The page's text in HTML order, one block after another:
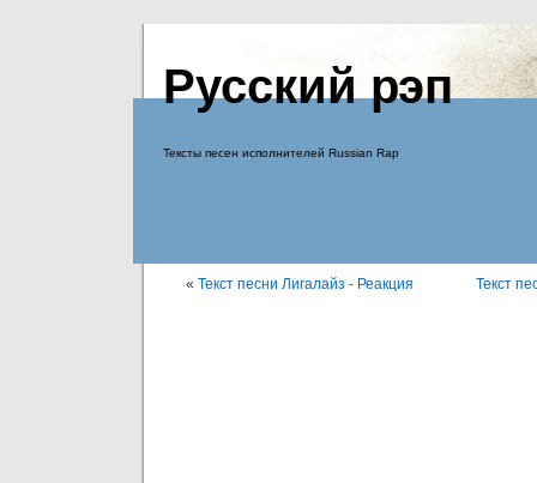
Русский рэп
Тексты песен исполнителей Russian Rap
« Текст песни Лигалайз - Реакция Текст